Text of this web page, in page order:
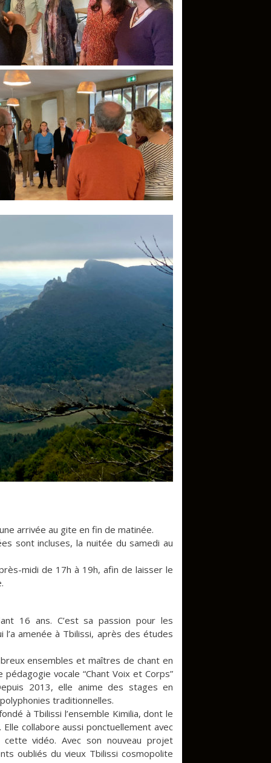
arrivée au gite en fin de matinée.
sont incluses, la nuitée du samedi au
midi de 17h à 19h, afin de laisser le
16 ans. C’est sa passion pour les
amenée à Tbilissi, après des études
ensembles et maîtres de chant en
vocale “Chant Voix et Corps”
2013, elle anime des stages en
traditionnelles.
à Tbilissi l’ensemble Kimilia, dont le
collabore aussi ponctuellement avec
cette vidéo. Avec son nouveau projet
oubliés du vieux Tbilissi cosmopolite